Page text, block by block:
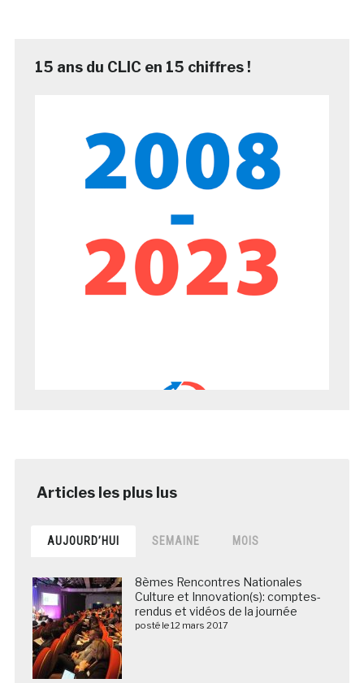
15 ans du CLIC en 15 chiffres !
AUJOURD’HUI SEMAINE MOIS
8èmes Rencontres Nationales
Culture et Innovation(s): comptes-
rendus et vidéos de la journée
posté le 12 mars 2017